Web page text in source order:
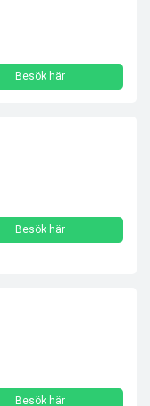
Besök här
Besök här
Besök här